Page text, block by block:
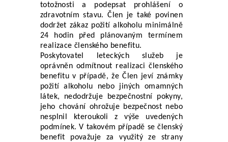
totožnosti a podepsat prohlášení o
zdravotním stavu. Člen je také povinen
dodržet zákaz požití alkoholu minimálně
24 hodin před plánovaným termínem
realizace členského benefitu.
Poskytovatel leteckých služeb je
oprávněn odmítnout realizaci členského
benefitu v případě, že Člen jeví známky
požití alkoholu nebo jiných omamných
látek, nedodržuje bezpečnostní pokyny,
jeho chování ohrožuje bezpečnost nebo
nesplnil kteroukoli z výše uvedených
podmínek. V takovém případě se členský
benefit považuje za využitý ze strany